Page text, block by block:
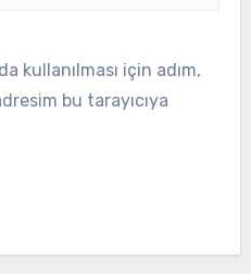
kullanılması için adım,
bu tarayıcıya